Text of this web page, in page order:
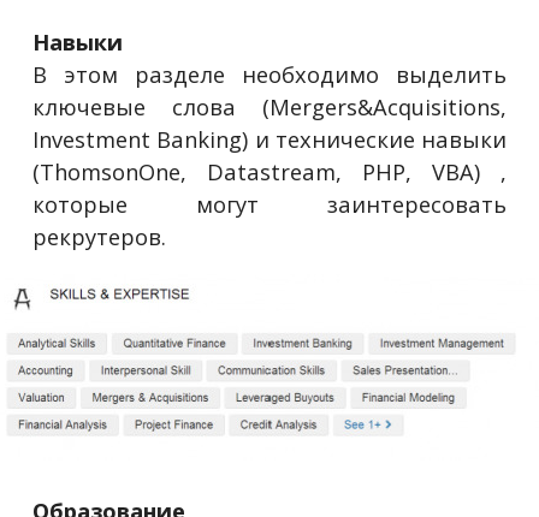
Навыки
В этом разделе необходимо выделить
ключевые слова (Mergers&Acquisitions,
Investment Banking) и технические навыки
(ThomsonOne, Datastream, PHP, VBA) ,
которые могут заинтересовать
рекрутеров.
Образование